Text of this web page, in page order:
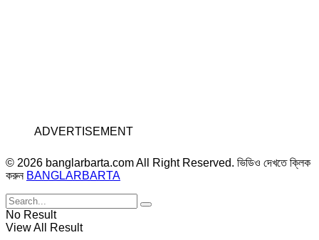
ADVERTISEMENT
© 2026 banglarbarta.com All Right Reserved. ভিডিও দেখতে ক্লিক
করুন BANGLARBARTA
No Result
View All Result